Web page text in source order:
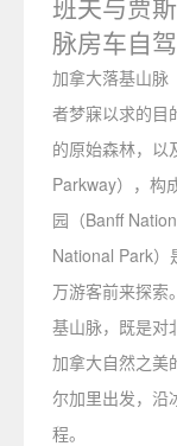
脉房车自
加拿大落基山脉
者梦寐以求的目
的原始森林，以
Parkway），构
园（Banff
National Park）
万游客前来探索
基山脉，既是对
加拿大自然之美
尔加里出发，沿
程。